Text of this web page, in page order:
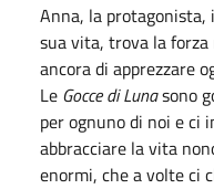
Anna, la
sua vita, trova la forza
ancora di apprezzare
Le Gocce di Lunasono
per ognuno di noi e ci
abbracciare la vita
enormi, che a volte ci